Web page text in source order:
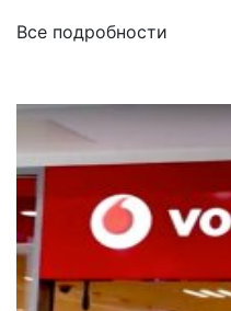
Все подробности